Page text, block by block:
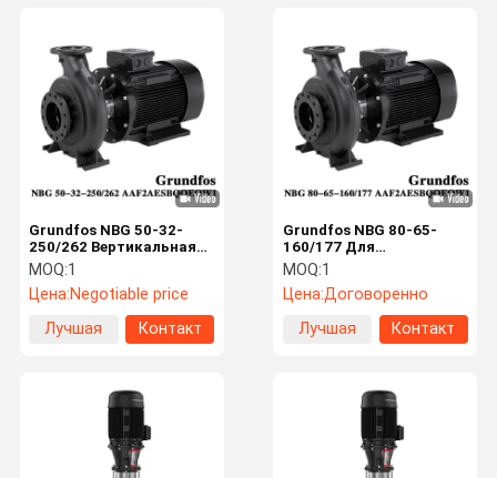
Grundfos NBG 80-65-
160/177 Для
водоснабжения жилых
кварталов и зданий
используются
одноступенчатые
центробежные насосы,
не самозагружающиеся.
MOQ:1
Цена:Договоренно
Лучшая
Контакт
Grundfos NBG 50-32-
250/262 Вертикальная
или горизонтальная
установка
Горизонтальная
центробежная насос
конец всасывания
одноступенчатый
MOQ:1
Цена:Negotiable price
Лучшая
Контакт